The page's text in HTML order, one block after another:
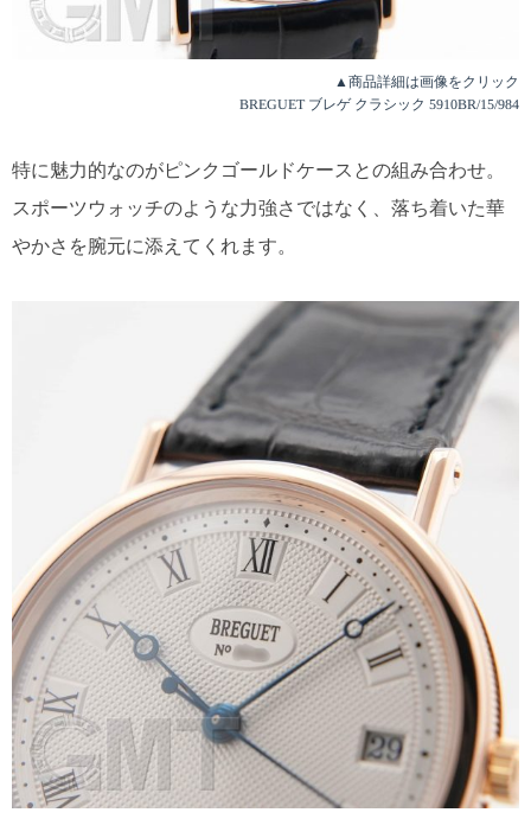
▲商品詳細は画像をクリック
BREGUET ブレゲ クラシック 5910BR/15/984
特に魅力的なのがピンクゴールドケースとの組み合わせ。
スポーツウォッチのような力強さではなく、落ち着いた華
やかさを腕元に添えてくれます。